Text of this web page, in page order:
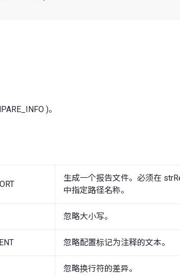
)。
生成一个报告文件。必须在
中指定路径名称。
忽略大小写。
忽略配置标记为注释的文本。
忽略换行符的差异。